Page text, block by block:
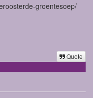
groentesoep/
Quote